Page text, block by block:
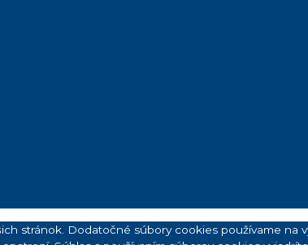
stránok. Dodatočné súbory cookies používame